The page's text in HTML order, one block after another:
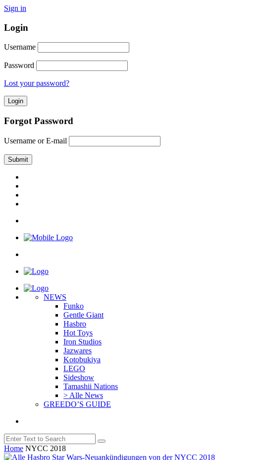
Sign in
Login
Username
Password
Lost your password?
Forgot Password
Username or E-mail
NEWS
Funko
Gentle Giant
Hasbro
Hot Toys
Iron Studios
Jazwares
Kotobukiya
LEGO
Sideshow
Tamashii Nations
> Alle News
GREEDO’S GUIDE
Home NYCC 2018